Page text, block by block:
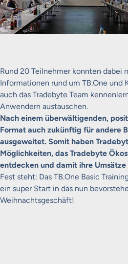
Rund 20 Teilnehmer konnten dabei
Informationen rund um TB.One und
auch das Tradebyte Team
Anwendern austauschen.
Nach einem überwältigenden,
Format auch zukünftig für andere
ausgeweitet. Somit haben
Möglichkeiten, das Tradebyte
entdecken und damit ihre Umsätze
Fest steht: Das TB.One Basic
ein super Start in das nun
Weihnachtsgeschäft!